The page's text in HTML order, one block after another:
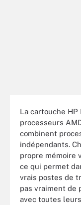
La cartouche
processeurs
combinent
indépendants.
propre mémoire
ce qui permet
vrais postes de
pas vraiment de
avec toutes